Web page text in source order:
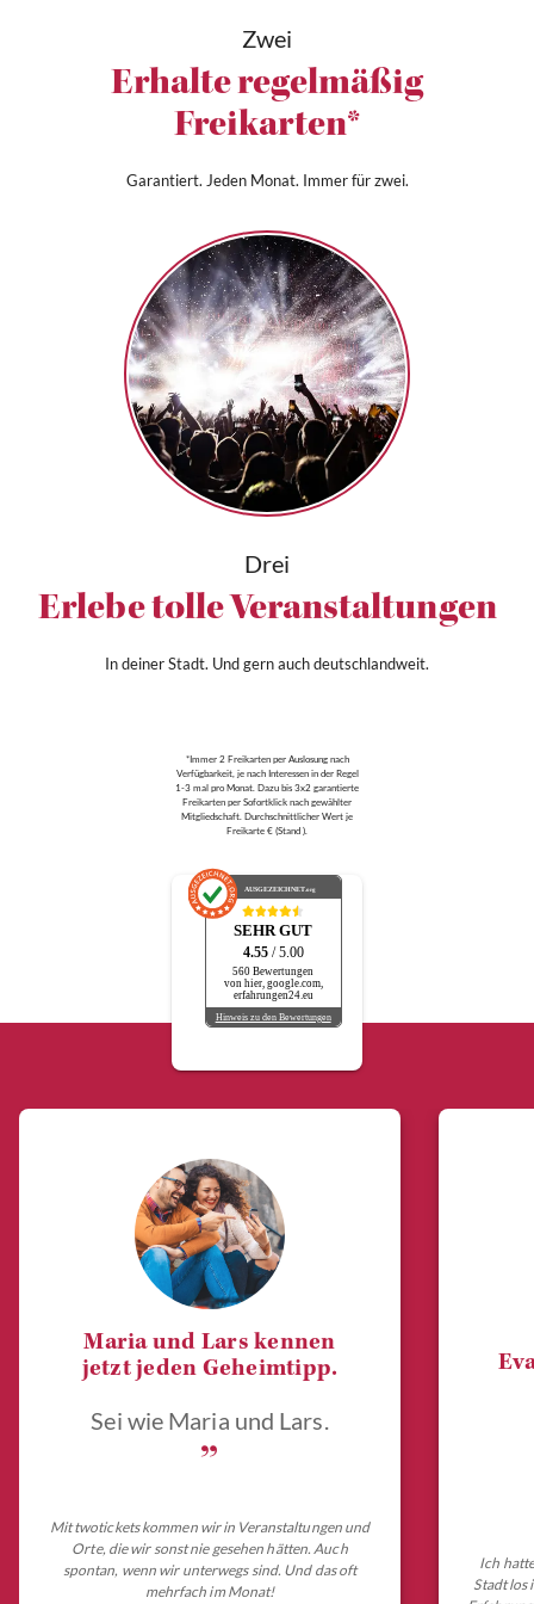
Zwei
Erhalte regelmäßig
Freikarten*
Garantiert. Jeden Monat. Immer für zwei.
Drei
Erlebe tolle Veranstaltungen
In deiner Stadt. Und gern auch deutschlandweit.
*Immer 2 Freikarten per Auslosung nach
Verfügbarkeit, je nach Interessen in der Regel
1-3 mal pro Monat. Dazu bis 3x2 garantierte
Freikarten per Sofortklick nach gewählter
Mitgliedschaft. Durchschnittlicher Wert je
Freikarte € (Stand ).
AUSGEZEICHNET.org
SEHR GUT
4.55 / 5.00
560 Bewertungen
von hier, google.com,
erfahrungen24.eu
Hinweis zu den Bewertungen
Maria und Lars kennen
jetzt jeden Geheimtipp.
Sei wie Maria und Lars.
„
Mit twotickets kommen wir in Veranstaltungen und
Orte, die wir sonst nie gesehen hätten. Auch
spontan, wenn wir unterwegs sind. Und das oft
mehrfach im Monat!
Ich
Stadt los